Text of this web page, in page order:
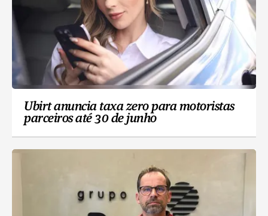
Ubirt anuncia taxa zero para motoristas
parceiros até 30 de junho